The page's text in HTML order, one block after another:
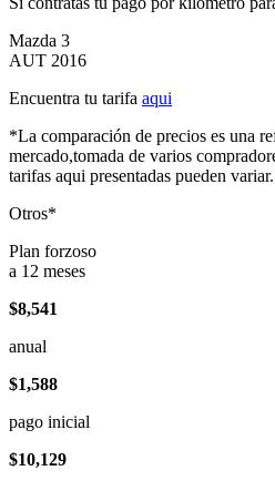
Mazda 3
AUT 2016
Encuentra tu tarifa aqui
*La comparación de precios es una
mercado,tomada de varios
tarifas aqui presentadas pueden variar.
Otros*
Plan forzoso
a 12 meses
$8,541
anual
$1,588
pago inicial
$10,129